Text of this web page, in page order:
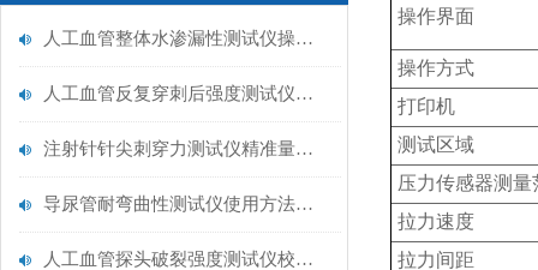
人工血管整体水渗漏性测试仪操作中最容易出错的步骤
人工血管反复穿刺后强度测试仪是什么？透析患者的“生命管“质量靠它把关！
注射针针尖刺穿力测试仪精准量化针尖锋利度，构筑临床安全防线
导尿管耐弯曲性测试仪使用方法与操作规范
人工血管探头破裂强度测试仪校准规范：精准赋能医疗安全的技术基准
操作界面
操作方式
打印机
测试区域
压力传感器测量
拉力速度
拉力间距